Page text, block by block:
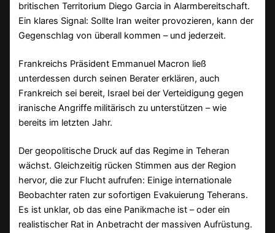
britischen Territorium Diego Garcia in Alarmbereitschaft.
Ein klares Signal: Sollte Iran weiter provozieren, kann der
Gegenschlag von überall kommen – und jederzeit.
Frankreichs Präsident Emmanuel Macron ließ
unterdessen durch seinen Berater erklären, auch
Frankreich sei bereit, Israel bei der Verteidigung gegen
iranische Angriffe militärisch zu unterstützen – wie
bereits im letzten Jahr.
Der geopolitische Druck auf das Regime in Teheran
wächst. Gleichzeitig rücken Stimmen aus der Region
hervor, die zur Flucht aufrufen: Einige internationale
Beobachter raten zur sofortigen Evakuierung Teherans.
Es ist unklar, ob das eine Panikmache ist – oder ein
realistischer Rat in Anbetracht der massiven Aufrüstung.